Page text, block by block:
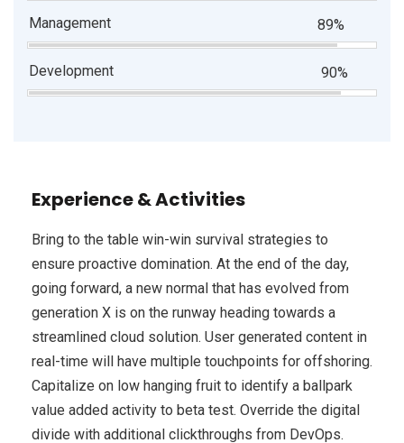
Management 89%
Development 90%
Experience & Activities
Bring to the table win-win survival strategies to
ensure proactive domination. At the end of the day,
going forward, a new normal that has evolved from
generation X is on the runway heading towards a
streamlined cloud solution. User generated content in
real-time will have multiple touchpoints for offshoring.
Capitalize on low hanging fruit to identify a ballpark
value added activity to beta test. Override the digital
divide with additional clickthroughs from DevOps.